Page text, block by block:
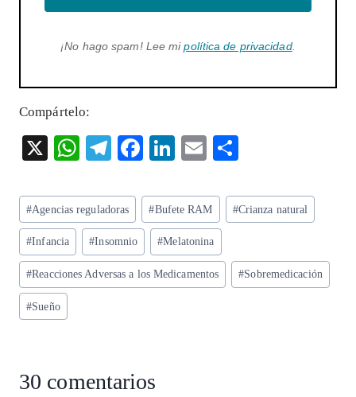
¡No hago spam! Lee mipolítica de privacidad.
Compártelo:
X
W
ts
A
p
p
T
eg
ra
m
F
eb
o
o
k
Li
ke
dI
n
E
ai
l
re
Etiquetas
de
la
entrada:
#Agencias reguladoras #Bufete RAM #Crianza natural
#Infancia #Insomnio #Melatonina
#Reacciones Adversas a los Medicamentos #Sobremedicación
#Sueño
30 comentarios